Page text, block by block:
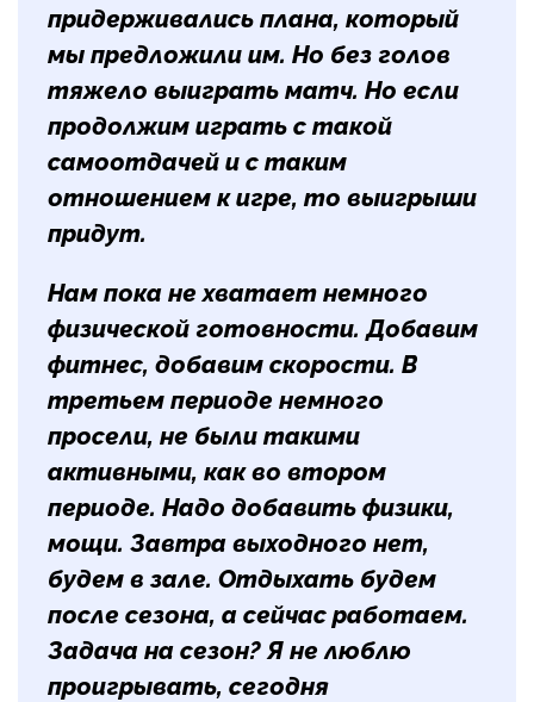
придерживались плана, который
мы предложили им. Но без голов
тяжело выиграть матч. Но если
продолжим играть с такой
самоотдачей и с таким
отношением к игре, то выигрыши
придут.
Нам пока не хватает немного
физической готовности. Добавим
фитнес, добавим скорости. В
третьем периоде немного
просели, не были такими
активными, как во втором
периоде. Надо добавить физики,
мощи. Завтра выходного нет,
будем в зале. Отдыхать будем
после сезона, а сейчас работаем.
Задача на сезон? Я не люблю
проигрывать, сегодня